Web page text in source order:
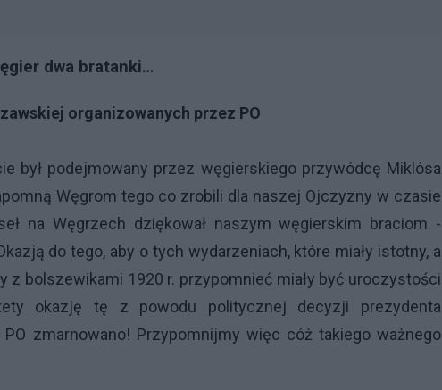
dwa bratanki…
organizowanych przez PO
był podejmowany przez węgierskiego przywódcę Miklósa
Węgrom tego co zrobili dla naszej Ojczyzny w czasie
na Węgrzech dziękował naszym węgierskim braciom -
do tego, aby o tych wydarzeniach, które miały istotny, a
bolszewikami 1920 r. przypomnieć miały być uroczystości
okazję tę z powodu politycznej decyzji prezydenta
zmarnowano! Przypomnijmy więc cóż takiego ważnego